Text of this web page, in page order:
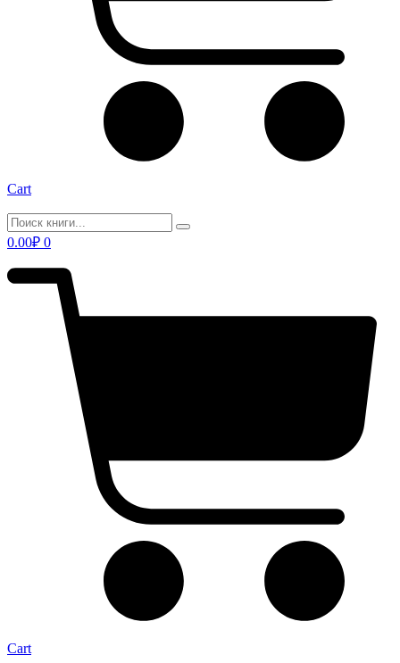
Cart
0.00₽ 0
Cart